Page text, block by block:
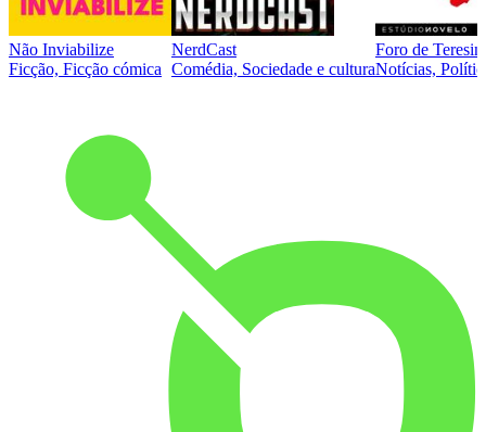
Não Inviabilize
Ficção, Ficção cómica
NerdCast
Comédia, Sociedade e cultura
Foro de
Notícias,